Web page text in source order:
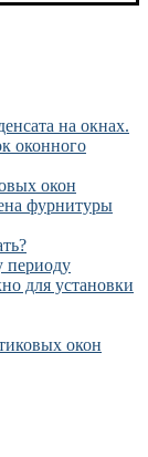
на окнах.
оконного
окон
фурнитуры
периоду
для установки
окон